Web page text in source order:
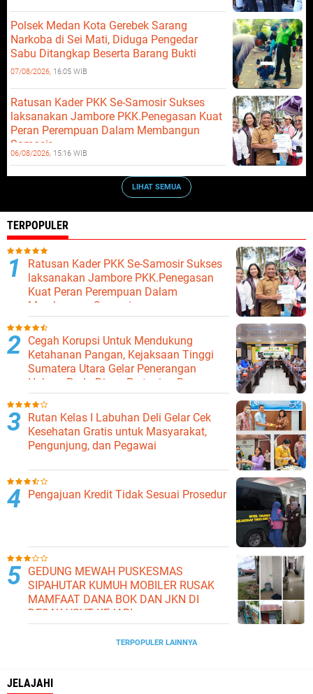
Polsek Medan Kota Gerebek Sarang
Narkoba di Sei Mati, Diduga Pengedar
Sabu Ditangkap Beserta Barang Bukti
07/08/2026, 16:05 WIB
Ratusan Kader PKK Se-Samosir Sukses
laksanakan Jambore PKK.Penegasan Kuat
Peran Perempuan Dalam Membangun
Samosir.
06/08/2026, 15:16 WIB
LIHAT SEMUA
TERPOPULER
Ratusan Kader PKK Se-Samosir Sukses
laksanakan Jambore PKK.Penegasan
Kuat Peran Perempuan Dalam
Membangun Samosir.
Cegah Korupsi Untuk Mendukung
Ketahanan Pangan, Kejaksaan Tinggi
Sumatera Utara Gelar Penerangan
Hukum Pada Dinas Pertanian Dan
Ketahanan Pangan
Rutan Kelas I Labuhan Deli Gelar Cek
Kesehatan Gratis untuk Masyarakat,
Pengunjung, dan Pegawai
Pengajuan Kredit Tidak Sesuai Prosedur
GEDUNG MEWAH PUSKESMAS
SIPAHUTAR KUMUH MOBILER RUSAK
MAMFAAT DANA BOK DAN JKN DI
DESAK USUT KEJARI
TERPOPULER LAINNYA
JELAJAHI